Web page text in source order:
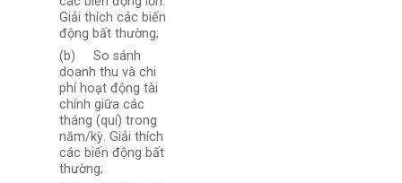
Giải thích các biến
động bất thường;
(b) So sánh
doanh thu và chi
phí hoạt động tài
chính giữa các
tháng (quí) trong
năm/kỳ. Giải thích
các biến động bất
thường;